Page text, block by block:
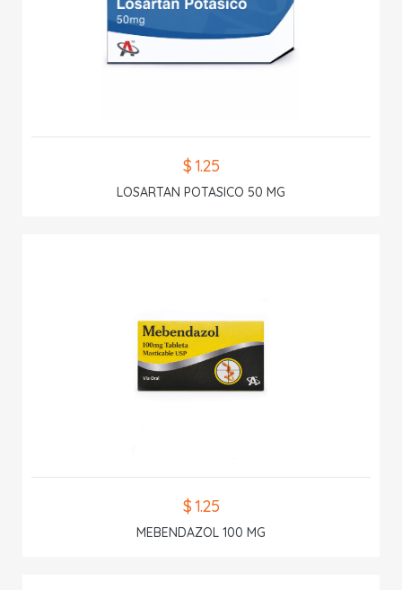
$ 1.25
LOSARTAN POTASICO 50 MG
$ 1.25
MEBENDAZOL 100 MG